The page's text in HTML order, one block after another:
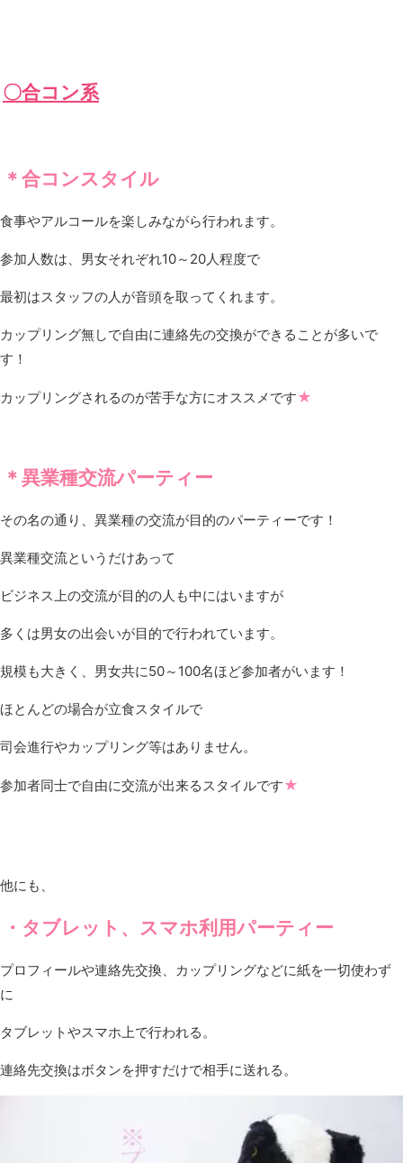
〇合コン系
＊合コンスタイル
食事やアルコールを楽しみながら行われます。
参加人数は、男女それぞれ10～20人程度で
最初はスタッフの人が音頭を取ってくれます。
カップリング無しで自由に連絡先の交換ができることが多いで
す！
カップリングされるのが苦手な方にオススメです★
＊異業種交流パーティー
その名の通り、異業種の交流が目的のパーティーです！
異業種交流というだけあって
ビジネス上の交流が目的の人も中にはいますが
多くは男女の出会いが目的で行われています。
規模も大きく、男女共に50～100名ほど参加者がいます！
ほとんどの場合が立食スタイルで
司会進行やカップリング等はありません。
参加者同士で自由に交流が出来るスタイルです★
他にも、
・タブレット、スマホ利用パーティー
プロフィールや連絡先交換、カップリングなどに紙を一切使わず
に
タブレットやスマホ上で行われる。
連絡先交換はボタンを押すだけで相手に送れる。